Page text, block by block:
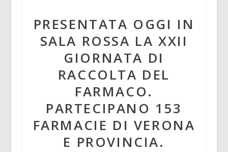
PRESENTATA OGGI IN
SALA ROSSA LA XXII
GIORNATA DI
RACCOLTA DEL
FARMACO.
PARTECIPANO 153
FARMACIE DI VERONA
E PROVINCIA.